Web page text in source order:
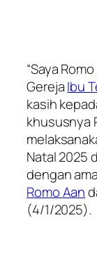
“Saya
GerejaIbu
kasih
khususnya
Natal 2025
dengan
Romo Aan
(4/1/2025).